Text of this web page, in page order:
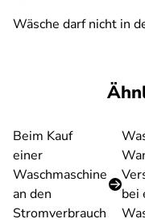
Wäsche darf nicht in
Beim Kauf
einer
Waschmaschine
an den
Stromverbrauch
bei